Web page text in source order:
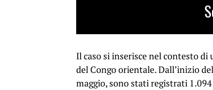
Il caso si inserisce nel contesto di
del Congo orientale. Dall’inizio
maggio, sono stati registrati